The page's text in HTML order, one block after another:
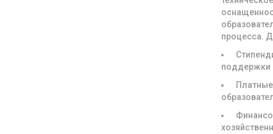
процесса.
поддержки
Платные